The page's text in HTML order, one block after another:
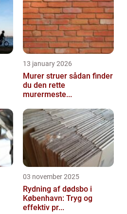
13 january 2026
Murer struer sådan finder
du den rette
murermeste...
03 november 2025
Rydning af dødsbo i
København: Tryg og
effektiv pr...